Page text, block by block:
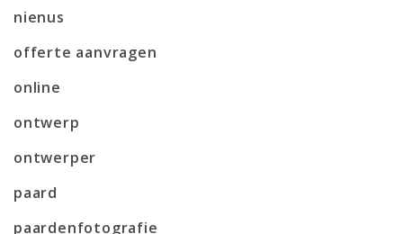
nienus
offerte aanvragen
online
ontwerp
ontwerper
paard
paardenfotografie